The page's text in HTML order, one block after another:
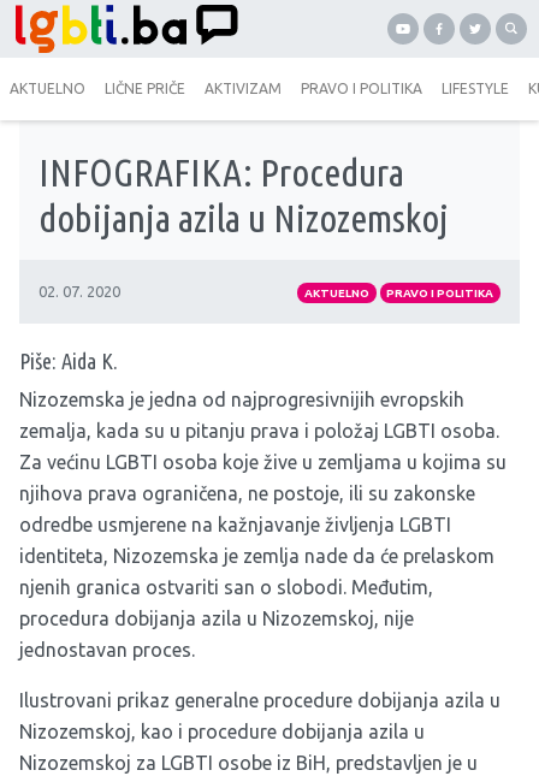
AKTUELNO LIČNE PRIČE AKTIVIZAM PRAVO I POLITIKA LIFESTYLE
INFOGRAFIKA: Procedura
dobijanja azila u Nizozemskoj
02. 07. 2020 AKTUELNO PRAVO I POLITIKA
Piše: Aida K.
Nizozemska je jedna od najprogresivnijih evropskih
zemalja, kada su u pitanju prava i položaj LGBTI osoba.
Za većinu LGBTI osoba koje žive u zemljama u kojima su
njihova prava ograničena, ne postoje, ili su zakonske
odredbe usmjerene na kažnjavanje življenja LGBTI
identiteta, Nizozemska je zemlja nade da će prelaskom
njenih granica ostvariti san o slobodi. Međutim,
procedura dobijanja azila u Nizozemskoj, nije
jednostavan proces.
Ilustrovani prikaz generalne procedure dobijanja azila u
Nizozemskoj, kao i procedure dobijanja azila u
Nizozemskoj za LGBTI osobe iz BiH, predstavljen je u